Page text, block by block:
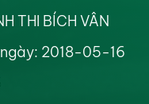
THI BÍCH VÂN
ngày: 2018-05-16